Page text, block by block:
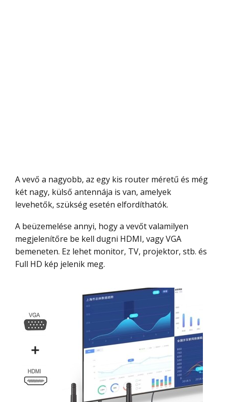
A vevő a nagyobb, az egy kis router méretű és még
két nagy, külső antennája is van, amelyek
levehetők, szükség esetén elfordíthatók.
A beüzemelése annyi, hogy a vevőt valamilyen
megjelenítőre be kell dugni HDMI, vagy VGA
bemeneten. Ez lehet monitor, TV, projektor, stb. és
Full HD kép jelenik meg.